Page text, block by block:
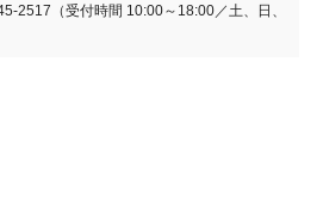
2517（受付時間 10:00～18:00／土、日、